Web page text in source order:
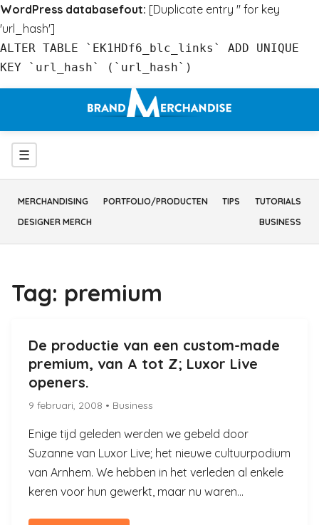
WordPress databasefout: [Duplicate entry '' for key
'url_hash']
ALTER TABLE `EK1HDf6_blc_links` ADD UNIQUE
KEY `url_hash` (`url_hash`)
inhoud
Menu
☰
MERCHANDISING PORTFOLIO/PRODUCTEN TIPS
TUTORIALS
DESIGNER MERCH
BUSINESS
Tag: premium
De productie van een custom-made
premium, van A tot Z; Luxor Live
openers.
9 februari, 2008 • Business
Enige tijd geleden werden we gebeld door
Suzanne van Luxor Live; het nieuwe cultuurpodium
van Arnhem. We hebben in het verleden al enkele
keren voor hun gewerkt, maar nu waren...